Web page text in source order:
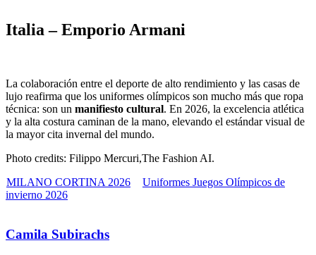
Italia – Emporio Armani
La colaboración entre el deporte de alto rendimiento y las casas de
lujo reafirma que los uniformes olímpicos son mucho más que ropa
técnica: son un manifiesto cultural. En 2026, la excelencia atlética
y la alta costura caminan de la mano, elevando el estándar visual de
la mayor cita invernal del mundo.
Photo credits: Filippo Mercuri,The Fashion AI.
MILANO CORTINA 2026
Uniformes Juegos Olímpicos de
invierno 2026
Camila Subirachs